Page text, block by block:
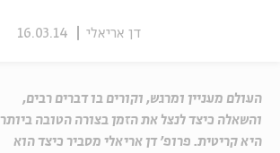
דן אריאלי 16.03.14
העולם מעניין ומרגש, וקורים בו דברים רבים,
והשאלה כיצד לנצל את הזמן בצורה הטובה ביותר
היא קריטית. פרופ' דן אריאלי מסביר כיצד הוא